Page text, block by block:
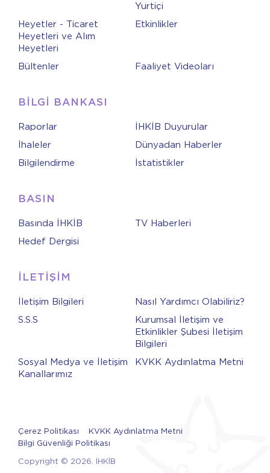
Yurtiçi
Heyetler - Ticaret
Heyetleri ve Alım
Heyetleri
Etkinlikler
Bültenler Faaliyet Videoları
BİLGİ BANKASI
Raporlar
İHKİB Duyurular
İhaleler
Dünyadan Haberler
Bilgilendirme
İstatistikler
BASIN
Basında İHKİB
TV Haberleri
Hedef Dergisi
İLETİŞİM
İletişim Bilgileri
Nasıl Yardımcı Olabiliriz?
S.S.S
Kurumsal İletişim ve
Etkinlikler Şubesi İletişim
Bilgileri
Sosyal Medya ve İletişim
Kanallarımız
KVKK Aydınlatma Metni
Çerez Politikası
KVKK Aydınlatma Metni
Bilgi Güvenliği Politikası
Copyright © 2026. İHKİB